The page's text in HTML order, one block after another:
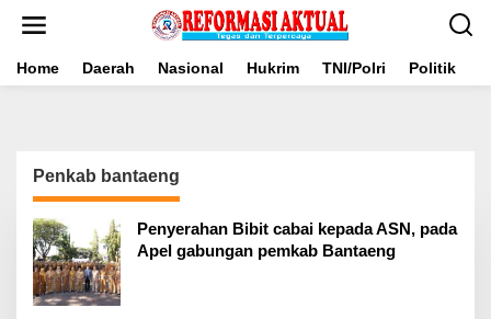
Home Daerah Nasional Hukrim TNI/Polri Politik
Penkab bantaeng
Penyerahan Bibit cabai kepada ASN, pada
Apel gabungan pemkab Bantaeng